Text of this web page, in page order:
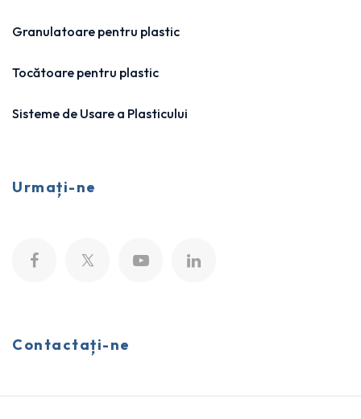
Granulatoare pentru plastic
Tocătoare pentru plastic
Sisteme de Usare a Plasticului
Urmați-ne
Contactați-ne